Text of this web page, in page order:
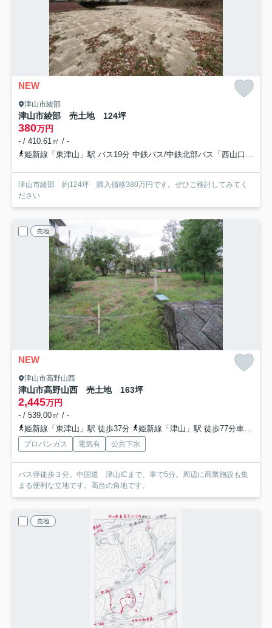
NEW
津山市綾部
津山市綾部 売土地 124坪
380万円
- / 410.61㎡ / -
姫新線「東津山」駅 バス19分 中鉄バス/中鉄北部バス「西山口（岡山県）」 停歩5分
津山市綾部 約124坪 購入価格380万円です。ぜひご検討してみてく
ださい
売地
NEW
津山市高野山西
津山市高野山西 売土地 163坪
2,445万円
- / 539.00㎡ / -
姫新線「東津山」駅 徒歩37分
姫新線「津山」駅 徒歩77分車13分 5.6km
プロパンガス 電気有 公共下水
バス停徒歩３分。中国道 津山ICまで、車で5分。周辺に商業施設も集
まる便利な立地です。高台の角地です。
売地